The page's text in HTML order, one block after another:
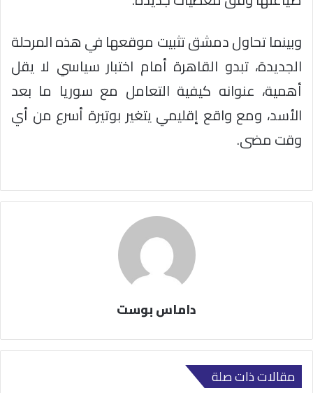
وبينما تحاول دمشق تثبيت موقعها في هذه المرحلة
الجديدة، تبدو القاهرة أمام اختبار سياسي لا يقل
أهمية، عنوانه كيفية التعامل مع سوريا ما بعد
الأسد، ومع واقع إقليمي يتغير بوتيرة أسرع من أي
وقت مضى.
داماس بوست
مقالات ذات صلة